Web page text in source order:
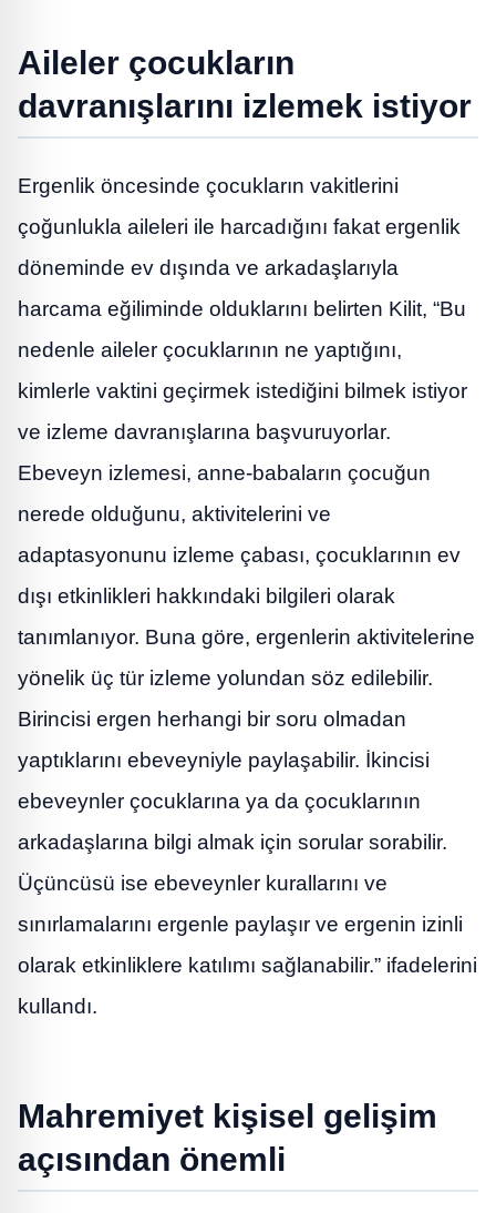
Aileler çocukların
davranışlarını izlemek istiyor
Ergenlik öncesinde çocukların vakitlerini
çoğunlukla aileleri ile harcadığını fakat ergenlik
döneminde ev dışında ve arkadaşlarıyla
harcama eğiliminde olduklarını belirten Kilit, “Bu
nedenle aileler çocuklarının ne yaptığını,
kimlerle vaktini geçirmek istediğini bilmek istiyor
ve izleme davranışlarına başvuruyorlar.
Ebeveyn izlemesi, anne-babaların çocuğun
nerede olduğunu, aktivitelerini ve
adaptasyonunu izleme çabası, çocuklarının ev
dışı etkinlikleri hakkındaki bilgileri olarak
tanımlanıyor. Buna göre, ergenlerin aktivitelerine
yönelik üç tür izleme yolundan söz edilebilir.
Birincisi ergen herhangi bir soru olmadan
yaptıklarını ebeveyniyle paylaşabilir. İkincisi
ebeveynler çocuklarına ya da çocuklarının
arkadaşlarına bilgi almak için sorular sorabilir.
Üçüncüsü ise ebeveynler kurallarını ve
sınırlamalarını ergenle paylaşır ve ergenin izinli
olarak etkinliklere katılımı sağlanabilir.” ifadelerini
kullandı.
Mahremiyet kişisel gelişim
açısından önemli